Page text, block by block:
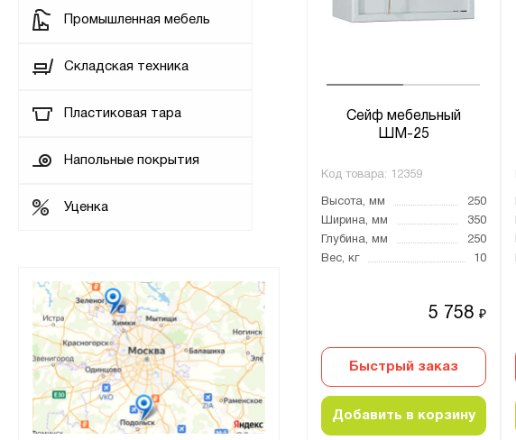
Промышленная мебель
Складская техника
Пластиковая тара
Напольные покрытия
Уценка
Сейф мебельный
ШМ-25
Код товара: 12359
Высота, мм
250
Ширина, мм
350
Глубина, мм
250
Вес, кг
10
5 758 ₽
Быстрый заказ
Добавить в корзину